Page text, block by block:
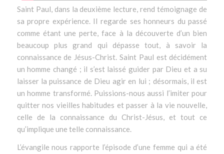
Saint Paul, dans la deuxième lecture, rend témoignage de
sa propre expérience. Il regarde ses honneurs du passé
comme étant une perte, face à la découverte d’un bien
beaucoup plus grand qui dépasse tout, à savoir la
connaissance de Jésus-Christ. Saint Paul est décidément
un homme changé ; il s’est laissé guider par Dieu et a su
laisser la puissance de Dieu agir en lui ; désormais, il est
un homme transformé. Puissions-nous aussi l’imiter pour
quitter nos vieilles habitudes et passer à la vie nouvelle,
celle de la connaissance du Christ-Jésus, et tout ce
qu’implique une telle connaissance.
L’évangile nous rapporte l’épisode d’une femme qui a été